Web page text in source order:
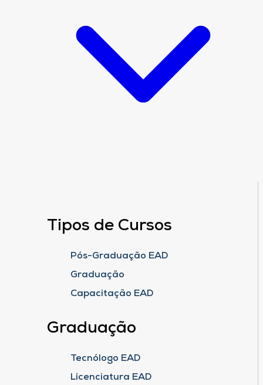
Tipos de Cursos
Pós-Graduação EAD
Graduação
Capacitação EAD
Graduação
Tecnólogo EAD
Licenciatura EAD